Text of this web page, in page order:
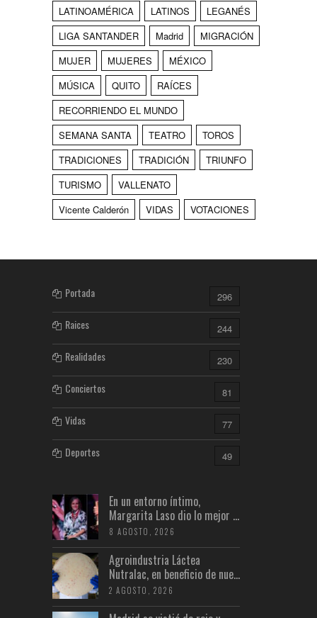
LATINOAMÉRICA
LATINOS
LEGANÉS
LIGA SANTANDER
Madrid
MIGRACIÓN
MUJER
MUJERES
MÉXICO
MÚSICA
QUITO
RAÍCES
RECORRIENDO EL MUNDO
SEMANA SANTA
TEATRO
TOROS
TRADICIONES
TRADICIÓN
TRIUNFO
TURISMO
VALLENATO
Vicente Calderón
VIDAS VOTACIONES
Portada 296
Raices 244
Realidades 230
Conciertos 81
Vidas 77
Deportes 49
En un entorno íntimo,
Margarita Laso dio lo mejor ...
8 AGOSTO, 2026
Agroindustria Láctea
Nutralac, en beneficio de nue...
2 AGOSTO, 2026